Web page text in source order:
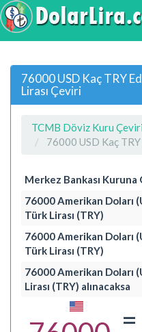
76000 USD Kaç TRY
Lirası Çeviri
TCMB Döviz Kuru
76000 USD Kaç
Merkez Bankası Kuruna
76000 Amerikan Doları
Türk Lirası (TRY)
76000 Amerikan Doları
Türk Lirası (TRY)
76000 Amerikan Doları
Lirası (TRY) alınacaksa
=